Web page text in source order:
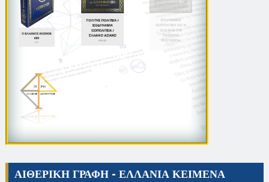
ΑΙΘΕΡΙΚΗ ΓΡΑΦΗ - ΕΛΛΑΝΙΑ ΚΕΙΜΕΝΑ